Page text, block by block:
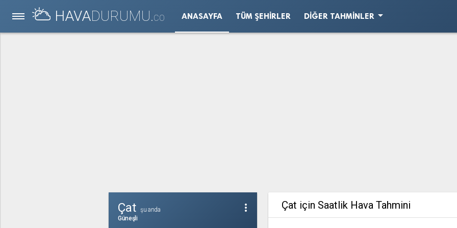
HAVADURUMU.CO ANASAYFA TÜM ŞEHIRLER DIĞER TAHMINLERarrow_drop_down
more_vert
Çat şu anda
Güneşli
Çat için Saatlik Hava Tahmini